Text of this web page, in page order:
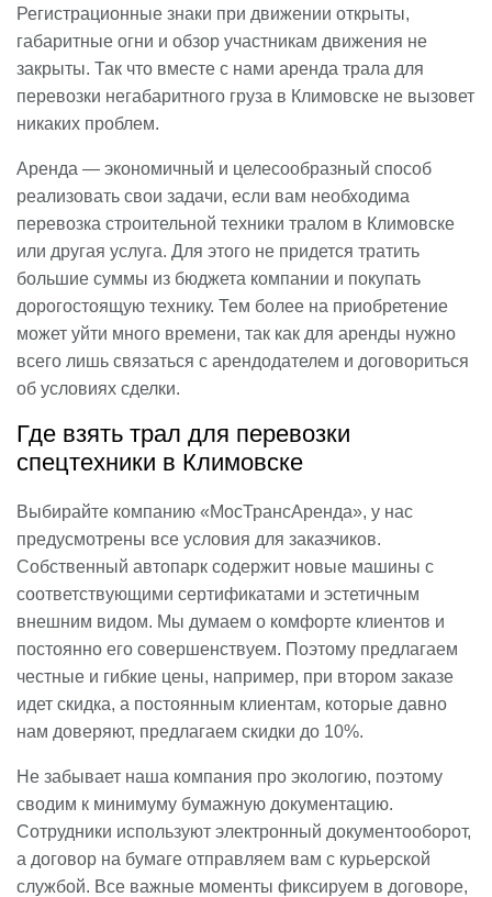
Регистрационные знаки при движении открыты,
габаритные огни и обзор участникам движения не
закрыты. Так что вместе с нами аренда трала для
перевозки негабаритного груза в Климовске не вызовет
никаких проблем.
Аренда — экономичный и целесообразный способ
реализовать свои задачи, если вам необходима
перевозка строительной техники тралом в Климовске
или другая услуга. Для этого не придется тратить
большие суммы из бюджета компании и покупать
дорогостоящую технику. Тем более на приобретение
может уйти много времени, так как для аренды нужно
всего лишь связаться с арендодателем и договориться
об условиях сделки.
Где взять трал для перевозки
спецтехники в Климовске
Выбирайте компанию «МосТрансАренда», у нас
предусмотрены все условия для заказчиков.
Собственный автопарк содержит новые машины с
соответствующими сертификатами и эстетичным
внешним видом. Мы думаем о комфорте клиентов и
постоянно его совершенствуем. Поэтому предлагаем
честные и гибкие цены, например, при втором заказе
идет скидка, а постоянным клиентам, которые давно
нам доверяют, предлагаем скидки до 10%.
Не забывает наша компания про экологию, поэтому
сводим к минимуму бумажную документацию.
Сотрудники используют электронный документооборот,
а договор на бумаге отправляем вам с курьерской
службой. Все важные моменты фиксируем в договоре,